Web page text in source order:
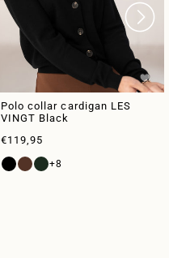
Polo collar cardigan LES
VINGT Black
Sale price
€119,95
+8